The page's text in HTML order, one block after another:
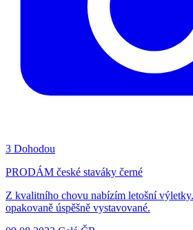
3 Dohodou
PRODÁM české staváky černé
Z kvalitního chovu nabízím letošní
opakovaně úspěšně vystavované.